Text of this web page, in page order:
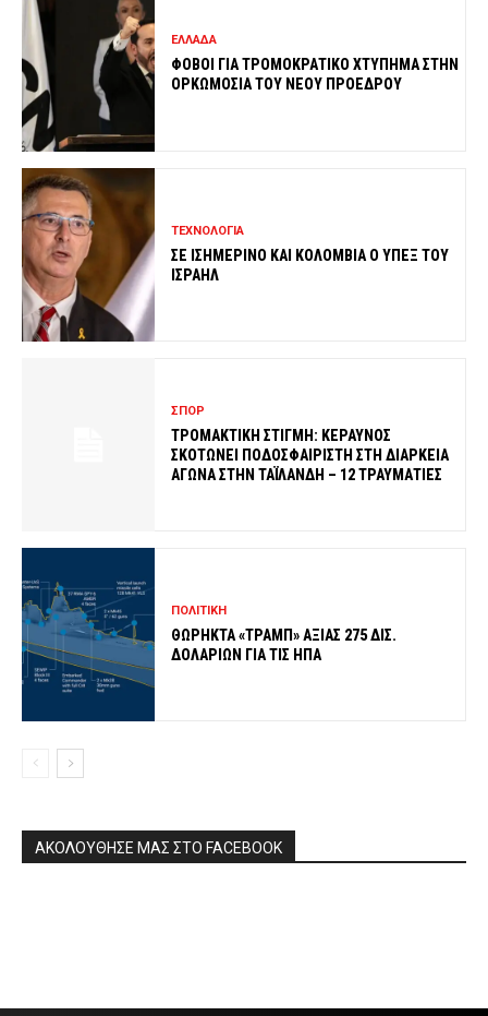
ΕΛΛΑΔΑ
ΦΟΒΟΙ ΓΙΑ ΤΡΟΜΟΚΡΑΤΙΚΟ ΧΤΥΠΗΜΑ ΣΤΗΝ
ΟΡΚΩΜΟΣΙΑ ΤΟΥ ΝΕΟΥ ΠΡΟΕΔΡΟΥ
ΤΕΧΝΟΛΟΓΙΑ
ΣΕ ΙΣΗΜΕΡΙΝΟ ΚΑΙ ΚΟΛΟΜΒΙΑ Ο ΥΠΕΞ ΤΟΥ
ΙΣΡΑΗΛ
ΣΠΟΡ
ΤΡΟΜΑΚΤΙΚΗ ΣΤΙΓΜΗ: ΚΕΡΑΥΝΟΣ
ΣΚΟΤΩΝΕΙ ΠΟΔΟΣΦΑΙΡΙΣΤΗ ΣΤΗ ΔΙΑΡΚΕΙΑ
ΑΓΩΝΑ ΣΤΗΝ ΤΑΪΛΑΝΔΗ – 12 ΤΡΑΥΜΑΤΙΕΣ
ΠΟΛΙΤΙΚΗ
ΘΩΡΗΚΤΑ «ΤΡΑΜΠ» ΑΞΙΑΣ 275 ΔΙΣ.
ΔΟΛΑΡΙΩΝ ΓΙΑ ΤΙΣ ΗΠΑ
ΑΚΟΛΟΥΘΗΣΕ ΜΑΣ ΣΤΟ FACEBOOK